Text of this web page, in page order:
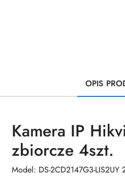
OPIS
Kamera IP
zbiorcze 4szt.
Model: DS-2CD2147G3-LIS2UY